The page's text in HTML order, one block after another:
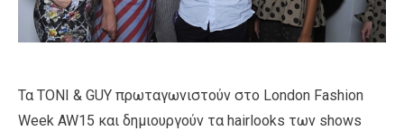
Τα TONI & GUY πρωταγωνιστούν στο London Fashion
Week AW15 και δημιουργούν τα hairlooks των shows